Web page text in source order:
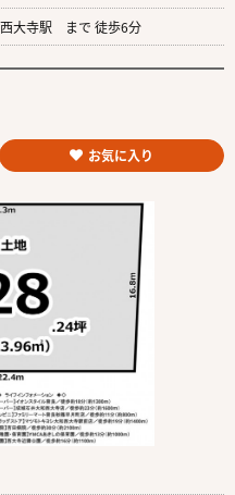
大寺駅 まで 徒歩6分
お気に入り